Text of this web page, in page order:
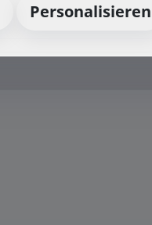
Personalisieren